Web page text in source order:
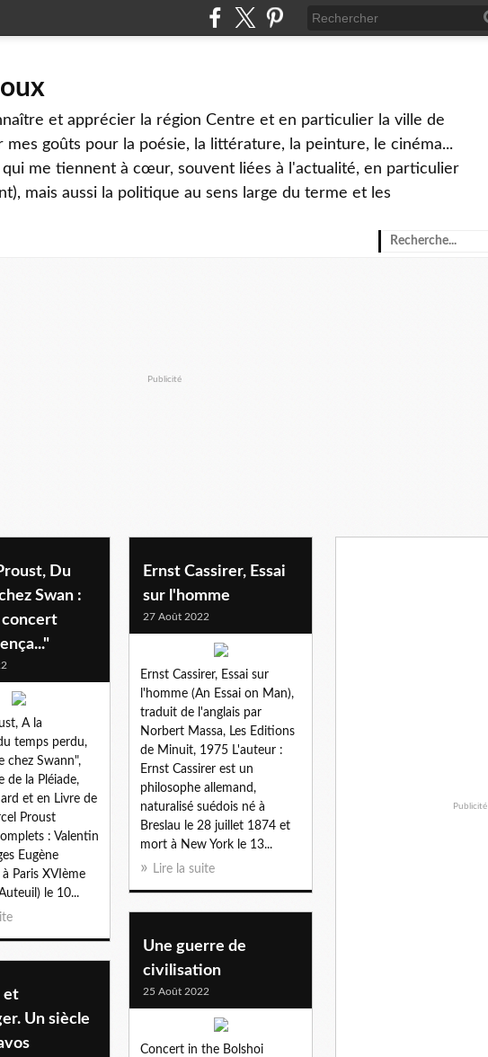
et apprécier la région Centre et en particulier la ville de
mes goûts pour la poésie, la littérature, la peinture, le cinéma...
me tiennent à cœur, souvent liées à l'actualité, en particulier
mais aussi la politique au sens large du terme et les
Publicité
Du
Swan :
concert
A la
temps perdu,
chez Swann",
de la Pléiade,
et en Livre de
Proust
: Valentin
Eugène
Paris XVIème
le 10...
Ernst Cassirer, Essai
sur l'homme
27 Août 2022
Ernst Cassirer, Essai sur
l'homme (An Essai on Man),
traduit de l'anglais par
Norbert Massa, Les Editions
de Minuit, 1975 L'auteur :
Ernst Cassirer est un
philosophe allemand,
naturalisé suédois né à
Breslau le 28 juillet 1874 et
mort à New York le 13...
Lire la suite
Une guerre de
civilisation
25 Août 2022
Concert in the Bolshoi
et
Un siècle
Publicité